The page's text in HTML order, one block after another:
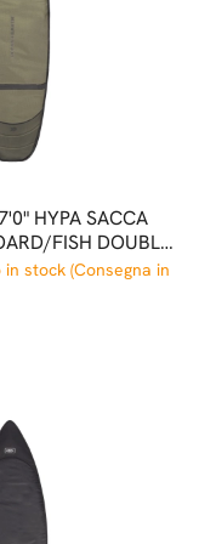
HYPA SACCA
FISH DOUBLE
stock (Consegna in